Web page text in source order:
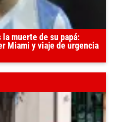
muerte de su papá:
Miami y viaje de urgencia